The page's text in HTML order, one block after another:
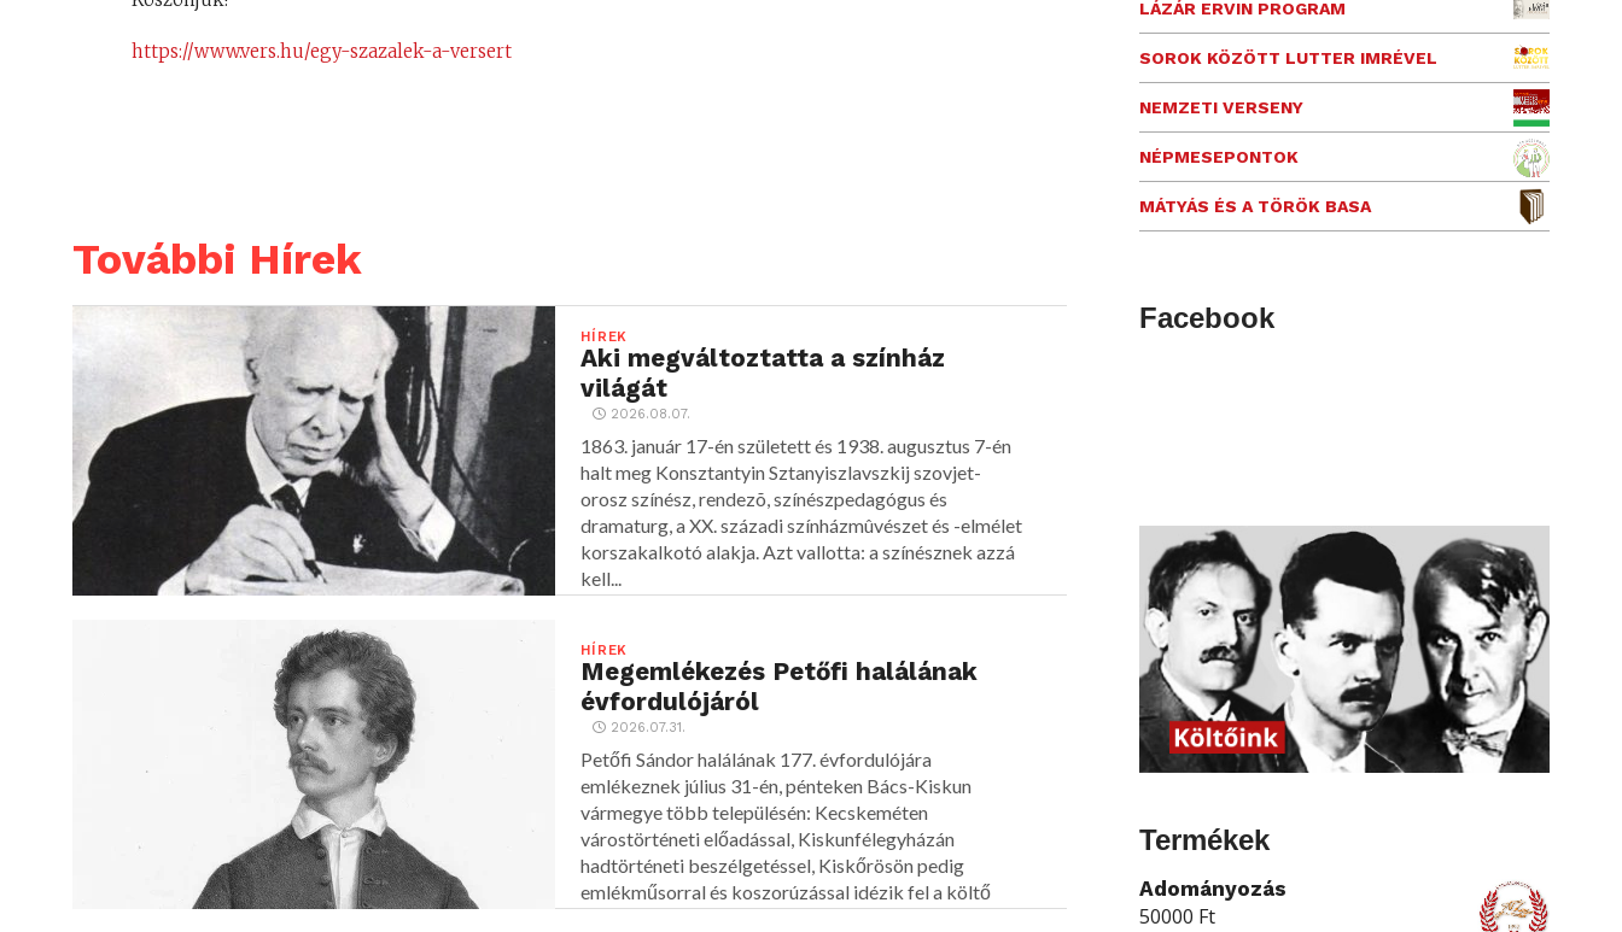
https://www.vers.hu/egy-szazalek-a-versert
További Hírek
HÍREK
Aki megváltoztatta a színház
világát
2026.08.07.
1863. január 17-én született és 1938. augusztus 7-én
halt meg Konsztantyin Sztanyiszlavszkij szovjet-
orosz színész, rendezõ, színészpedagógus és
dramaturg, a XX. századi színházmûvészet és -elmélet
korszakalkotó alakja. Azt vallotta: a színésznek azzá
kell...
HÍREK
Megemlékezés Petőfi halálának
évfordulójáról
2026.07.31.
Petőfi Sándor halálának 177. évfordulójára
emlékeznek július 31-én, pénteken Bács-Kiskun
vármegye több településén: Kecskeméten
várostörténeti előadással, Kiskunfélegyházán
hadtörténeti beszélgetéssel, Kiskőrösön pedig
emlékműsorral és koszorúzással idézik fel a költő
LÁZÁR ERVIN PROGRAM
SOROK KÖZÖTT LUTTER IMRÉVEL
NEMZETI VERSENY
NÉPMESEPONTOK
MÁTYÁS ÉS A TÖRÖK BASA
Facebook
Termékek
Adományozás
50000 Ft